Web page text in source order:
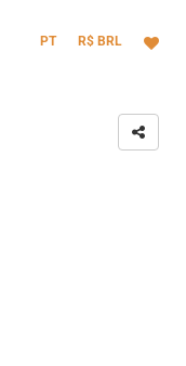
PT R$ BRL